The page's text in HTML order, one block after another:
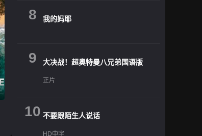
8 我的妈耶
9 大决战！超奥特曼八兄弟国语版
正片
10 不要跟陌生人说话
HD中字